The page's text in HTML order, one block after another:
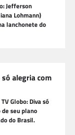
Jefferson
Lohmann)
lanchonete do
só alegria com
Globo: Diva só
seu plano
do Brasil.